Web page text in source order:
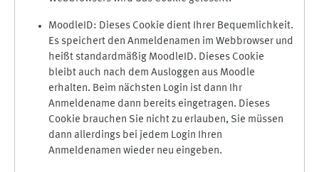
MoodleID: Dieses Cookie dient Ihrer Bequemlichkeit.
Es speichert den Anmeldenamen im Webbrowser und
heißt standardmäßig MoodleID. Dieses Cookie
bleibt auch nach dem Ausloggen aus Moodle
erhalten. Beim nächsten Login ist dann Ihr
Anmeldename dann bereits eingetragen. Dieses
Cookie brauchen Sie nicht zu erlauben, Sie müssen
dann allerdings bei jedem Login Ihren
Anmeldenamen wieder neu eingeben.